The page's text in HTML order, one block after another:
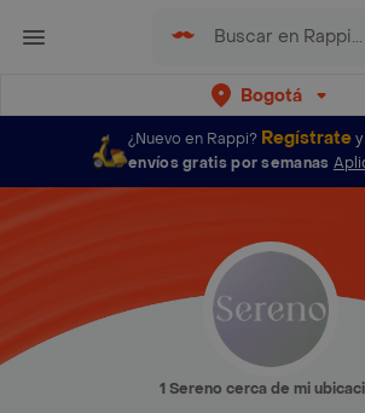
Bogotá
¿Nuevo en Rappi? Regístrate
envíos gratis por semanas
1 Sereno cerca de mi